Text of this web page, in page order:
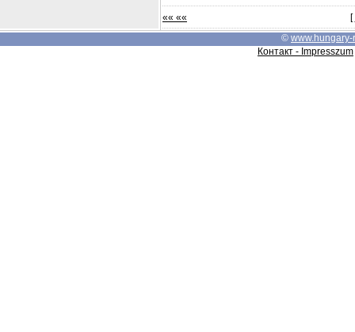
«« «« [
© www.hungary-
Контакт - Impresszum